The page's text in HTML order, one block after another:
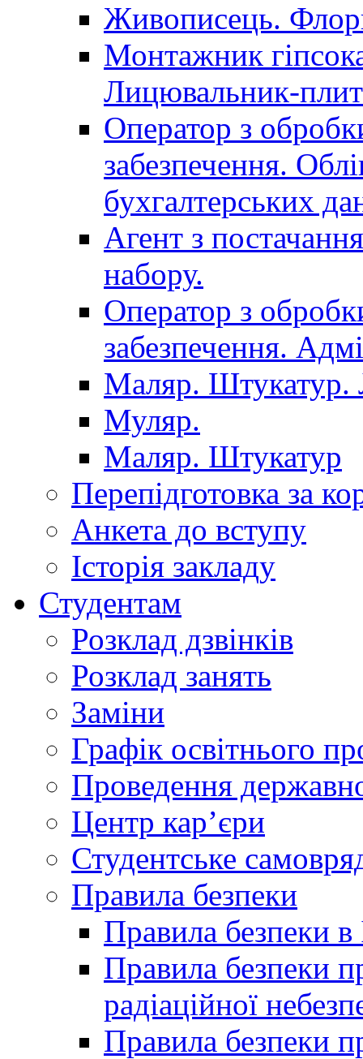
Живописець.
Монтажник
Лицювальник-
Оператор з
забезпечення.
бухгалтерських
Агент з
набору.
Оператор з
забезпечення.
Маляр. Штукатур.
Муляр.
Маляр. Штукатур
Перепідготовка за
Анкета до вступу
Історія закладу
Студентам
Розклад дзвінків
Розклад занять
Заміни
Графік освітнього
Проведення
Центр кар’єри
Студентське
Правила безпеки
Правила безпеки в
Правила безпеки
радіаційної
Правила безпеки